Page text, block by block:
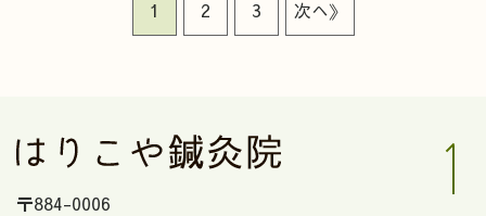
1 2 3 次へ》
〒884-0006